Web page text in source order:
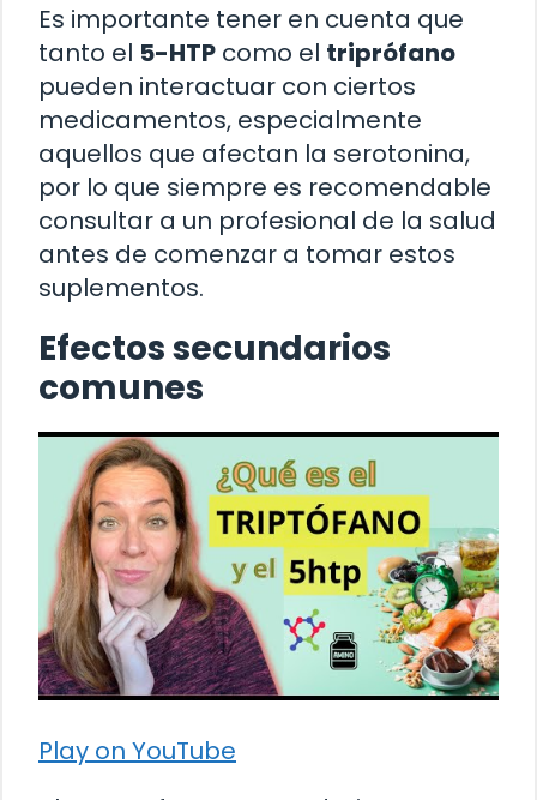
Es importante tener en cuenta que
tanto el 5-HTP como el triprófano
pueden interactuar con ciertos
medicamentos, especialmente
aquellos que afectan la serotonina,
por lo que siempre es recomendable
consultar a un profesional de la salud
antes de comenzar a tomar estos
suplementos.
Efectos secundarios
comunes
Play on YouTube